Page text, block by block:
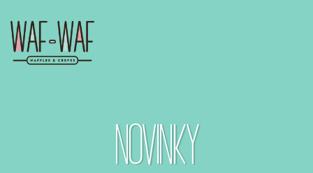
NOVINKY